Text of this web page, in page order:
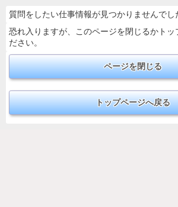
質問をしたい仕事情報が見つかりませんでし
恐れ入りますが、このページを閉じるかトッ
ださい。
ページを閉じる
トップページへ戻る